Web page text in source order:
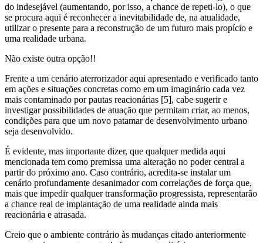
do indesejável (aumentando, por isso, a chance de repeti-lo), o que
se procura aqui é reconhecer a inevitabilidade de, na atualidade,
utilizar o presente para a reconstrução de um futuro mais propício e
uma realidade urbana.
Não existe outra opção!!
Frente a um cenário aterrorizador aqui apresentado e verificado tanto
em ações e situações concretas como em um imaginário cada vez
mais contaminado por pautas reacionárias [5], cabe sugerir e
investigar possibilidades de atuação que permitam criar, ao menos,
condições para que um novo patamar de desenvolvimento urbano
seja desenvolvido.
É evidente, mas importante dizer, que qualquer medida aqui
mencionada tem como premissa uma alteração no poder central a
partir do próximo ano. Caso contrário, acredita-se instalar um
cenário profundamente desanimador com correlações de força que,
mais que impedir qualquer transformação progressista, representarão
a chance real de implantação de uma realidade ainda mais
reacionária e atrasada.
Creio que o ambiente contrário às mudanças citado anteriormente